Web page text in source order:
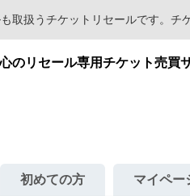
取扱うチケットリセールです。
のリセール専用チケット売買
初めての方 マイペー